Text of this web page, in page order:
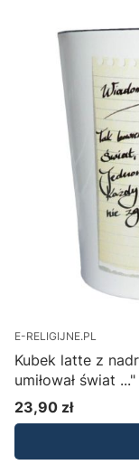
E-RELIGIJNE.PL
Kubek latte z
umiłował świat ..."
Cena
23,90 zł